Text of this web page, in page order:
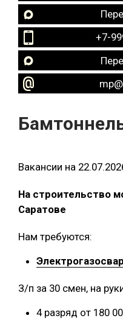
+7-
Вакансии на
На строительство
Саратове
Нам требуются:
З/п за 30 смен, на
4 разряд от 180